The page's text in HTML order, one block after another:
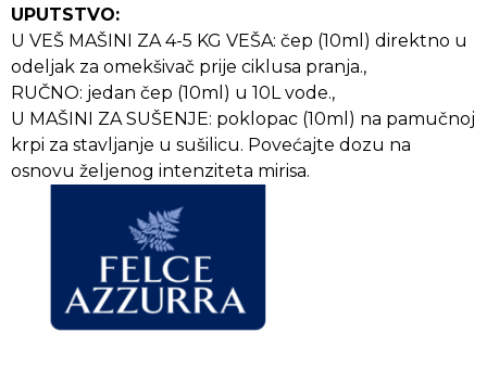
UPUTSTVO:
U VEŠ MAŠINI ZA 4-5 KG VEŠA: čep (10ml) direktno u
odeljak za omekšivač prije ciklusa pranja.,
RUČNO: jedan čep (10ml) u 10L vode.,
U MAŠINI ZA SUŠENJE: poklopac (10ml) na pamučnoj
krpi za stavljanje u sušilicu. Povećajte dozu na
osnovu željenog intenziteta mirisa.